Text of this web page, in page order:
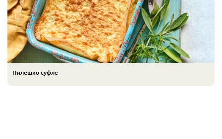
Пилешко суфле